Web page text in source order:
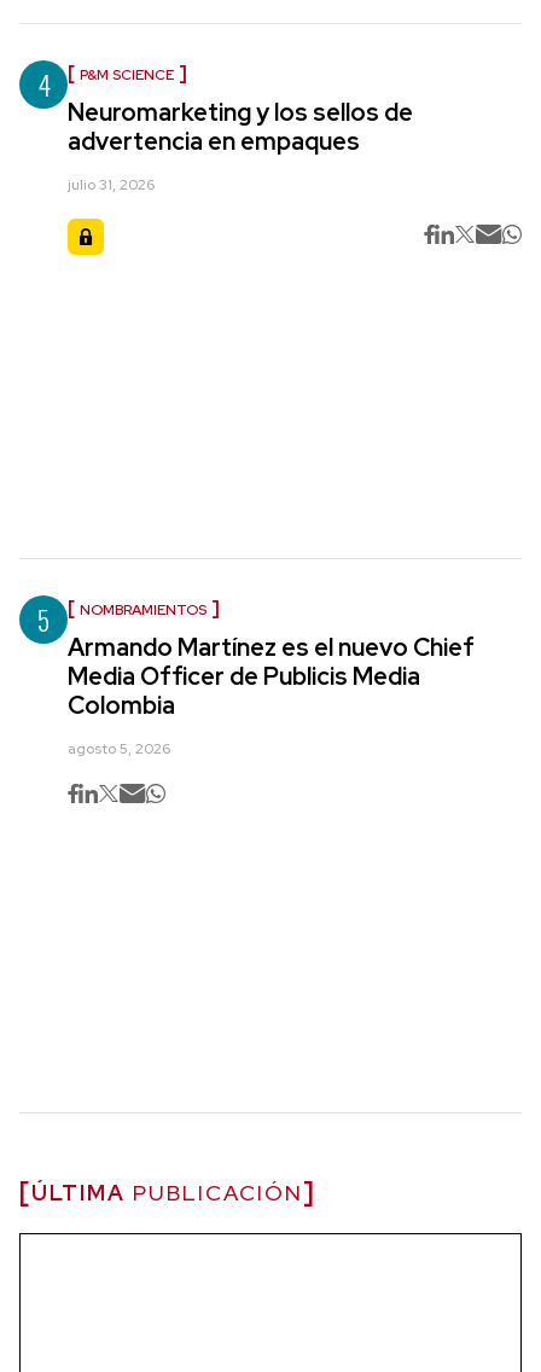
4 P&M SCIENCE
Neuromarketing y los sellos de
advertencia en empaques
julio 31, 2026
5 NOMBRAMIENTOS
Armando Martínez es el nuevo Chief
Media Officer de Publicis Media
Colombia
agosto 5, 2026
ÚLTIMA PUBLICACIÓN